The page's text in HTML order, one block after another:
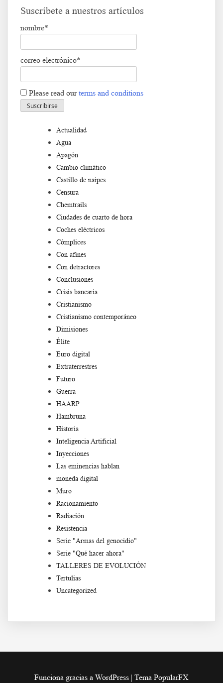
Suscríbete a nuestros artículos
nombre*
correo electrónico*
Please read ourterms and conditions
Actualidad
Agua
Apagón
Cambio climático
Castillo de naipes
Censura
Chemtrails
Ciudades de cuarto de hora
Coches eléctricos
Cómplices
Con afines
Con detractores
Conclusiones
Crisis bancaria
Cristianismo
Cristianismo contemporáneo
Dimisiones
Élite
Euro digital
Extraterrestres
Futuro
Guerra
HAARP
Hambruna
Historia
Inteligencia Artificial
Inyecciones
Las eminencias hablan
moneda digital
Muro
Racionamiento
Radiación
Resistencia
Serie "Armas del genocidio"
Serie "Qué hacer ahora"
TALLERES DE EVOLUCIÓN
Tertulias
Uncategorized
Funciona gracias a WordPress | Tema PopularFX